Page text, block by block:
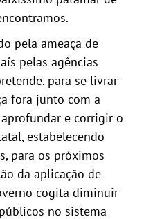
pela ameaça de
pelas agências
para se livrar
fora junto com a
e corrigir o
estabelecendo
para os próximos
da aplicação de
cogita diminuir
no sistema